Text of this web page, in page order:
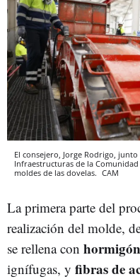
El consejero, Jorge Rodrigo,
Infraestructuras de la
moldes de las dovelas. CAM
La primera parte del
realización del molde,
se rellena con
ignífugas, y fibras de